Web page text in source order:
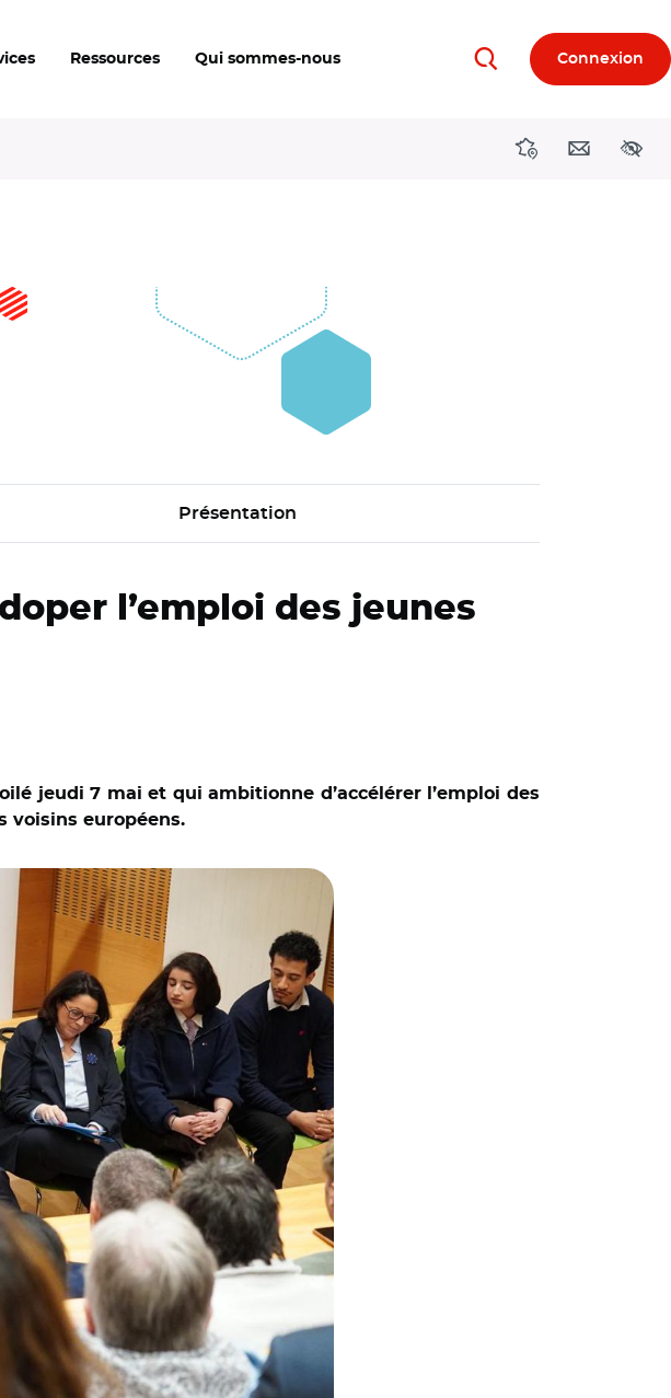
Ressources Qui sommes-nous RechercherConnexion
DirectionsContact
Présentation
l’emploi des jeunes
jeudi 7 mai et qui ambitionne d’accélérer l’emploi des
voisins européens.
Ferrari à l’université Paris-Est